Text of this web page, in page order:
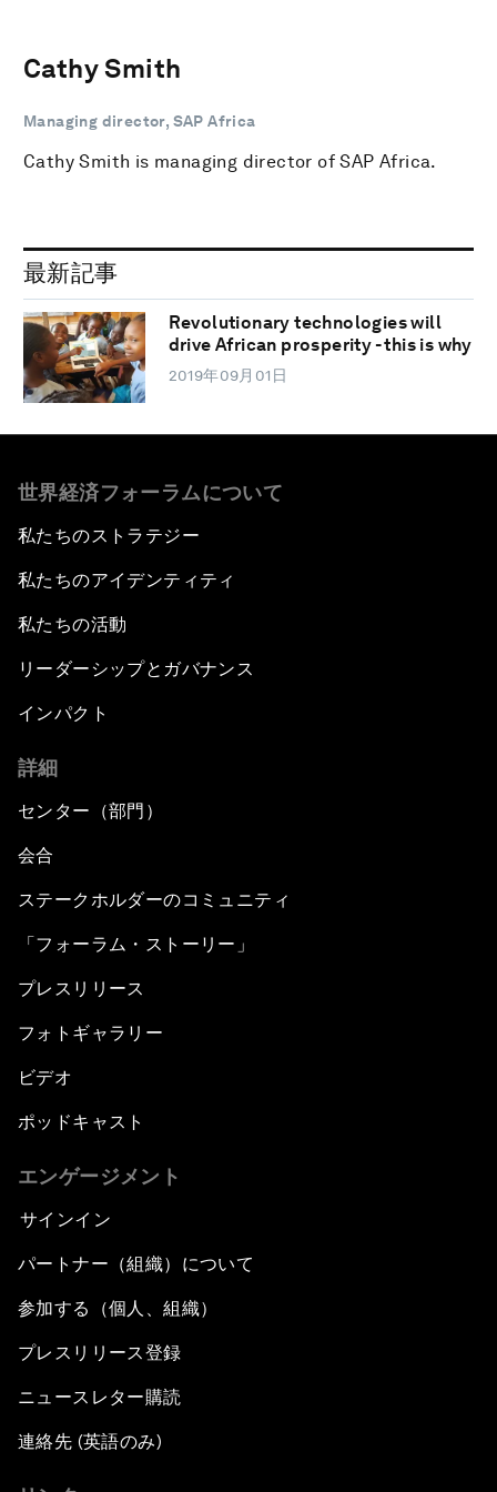
Cathy Smith
Managing director, SAP Africa
Cathy Smith is managing director of SAP Africa.
最新記事
Revolutionary technologies will
drive African prosperity - this is why
2019年09月01日
世界経済フォーラムについて
私たちのストラテジー
私たちのアイデンティティ
私たちの活動
リーダーシップとガバナンス
インパクト
詳細
センター（部門）
会合
ステークホルダーのコミュニティ
「フォーラム・ストーリー」
プレスリリース
フォトギャラリー
ビデオ
ポッドキャスト
エンゲージメント
サインイン
パートナー（組織）について
参加する（個人、組織）
プレスリリース登録
ニュースレター購読
連絡先 (英語のみ)